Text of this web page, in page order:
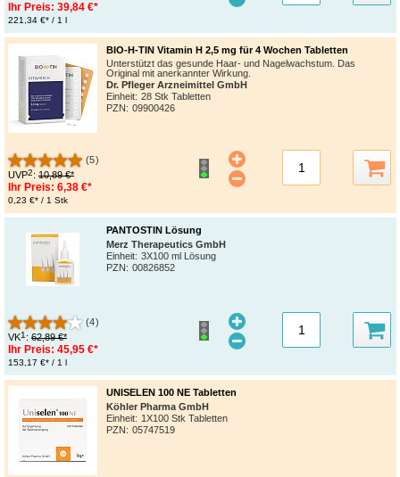
Ihr Preis: 39,84 €*
221,34 €* / 1 l
BIO-H-TIN Vitamin H 2,5 mg für 4 Wochen Tabletten
Unterstützt das gesunde Haar- und Nagelwachstum. Das
Original mit anerkannter Wirkung.
Dr. Pfleger Arzneimittel GmbH
Einheit: 28 Stk Tabletten
PZN: 09900426
(5)
UVP2: 10,89 €*
Ihr Preis: 6,38 €*
0,23 €* / 1 Stk
PANTOSTIN Lösung
Merz Therapeutics GmbH
Einheit: 3X100 ml Lösung
PZN: 00826852
(4)
VK1: 62,89 €*
Ihr Preis: 45,95 €*
153,17 €* / 1 l
UNISELEN 100 NE Tabletten
Köhler Pharma GmbH
Einheit: 1X100 Stk Tabletten
PZN: 05747519